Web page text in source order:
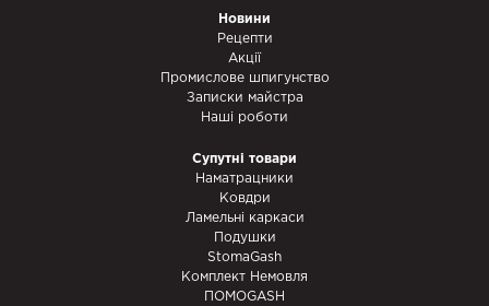
Новини
Рецепти
Акції
Промислове шпигунство
Записки майстра
Наші роботи
Супутні товари
Наматрацники
Ковдри
Ламельні каркаси
Подушки
StomaGash
Комплект Немовля
ПОМОGASH